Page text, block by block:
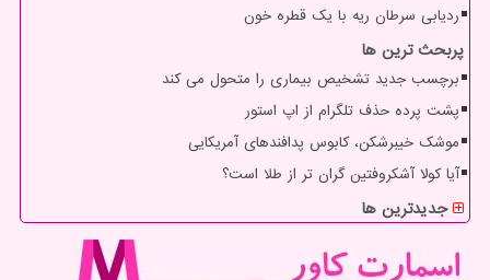
ردیابی سرطان ریه با یک قطره خون
پربحث ترین ها
برچسب جدید تشخیص بیماری را متحول می کند
پشت پرده حذف تلگرام از اپ استور
موشک خیبرشکن، کابوس پدافندهای آمریکایی
آیا کولا آشکروفتین گران تر از طلا است؟
جدیدترین ها